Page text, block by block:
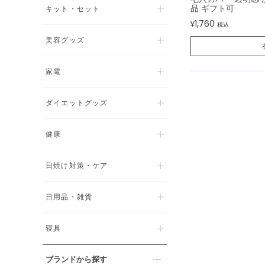
キット・セット
美容グッズ
家電
ダイエットグッズ
健康
日焼け対策・ケア
日用品・雑貨
寝具
ブランドから探す
品 ギフト可
¥1,760 税込